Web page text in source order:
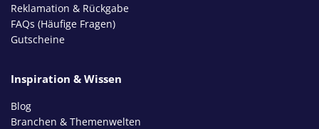
Reklamation & Rückgabe
FAQs (Häufige Fragen)
Gutscheine
Inspiration & Wissen
Blog
Branchen & Themenwelten